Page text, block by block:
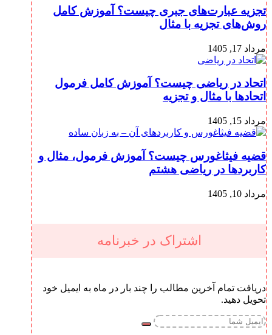
تجزیه عبارت‌های جبری چیست؟ آموزش کامل
روش‌های تجزیه با مثال
مرداد 17, 1405
اتحاد در ریاضی چیست؟ آموزش کامل فرمول
اتحادها با مثال و تجزیه
مرداد 15, 1405
قضیه فیثاغورس چیست؟ آموزش فرمول، مثال و
کاربردها در ریاضی هشتم
مرداد 10, 1405
اشتراک در خبرنامه
دریافت تمام آخرین مطالب را چند بار در ماه به ایمیل خود
تحویل دهید.